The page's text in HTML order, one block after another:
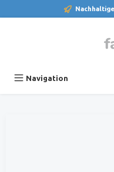
Navigation